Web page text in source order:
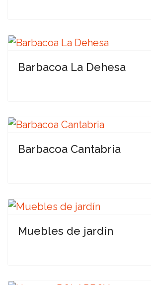
Barbacoa La Dehesa
Barbacoa Cantabria
Muebles de jardín